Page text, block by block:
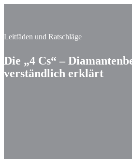
Leitfäden und Ratschläge
Die „4 Cs“ –
verständlich erklärt